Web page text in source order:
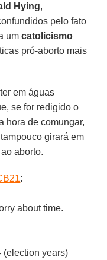
Hying,
pelo fato
umcatolicismo
pró-aborto mais
em águas
se for redigido o
hora de comungar,
girará em
aborto.
:
about time.
(election years)